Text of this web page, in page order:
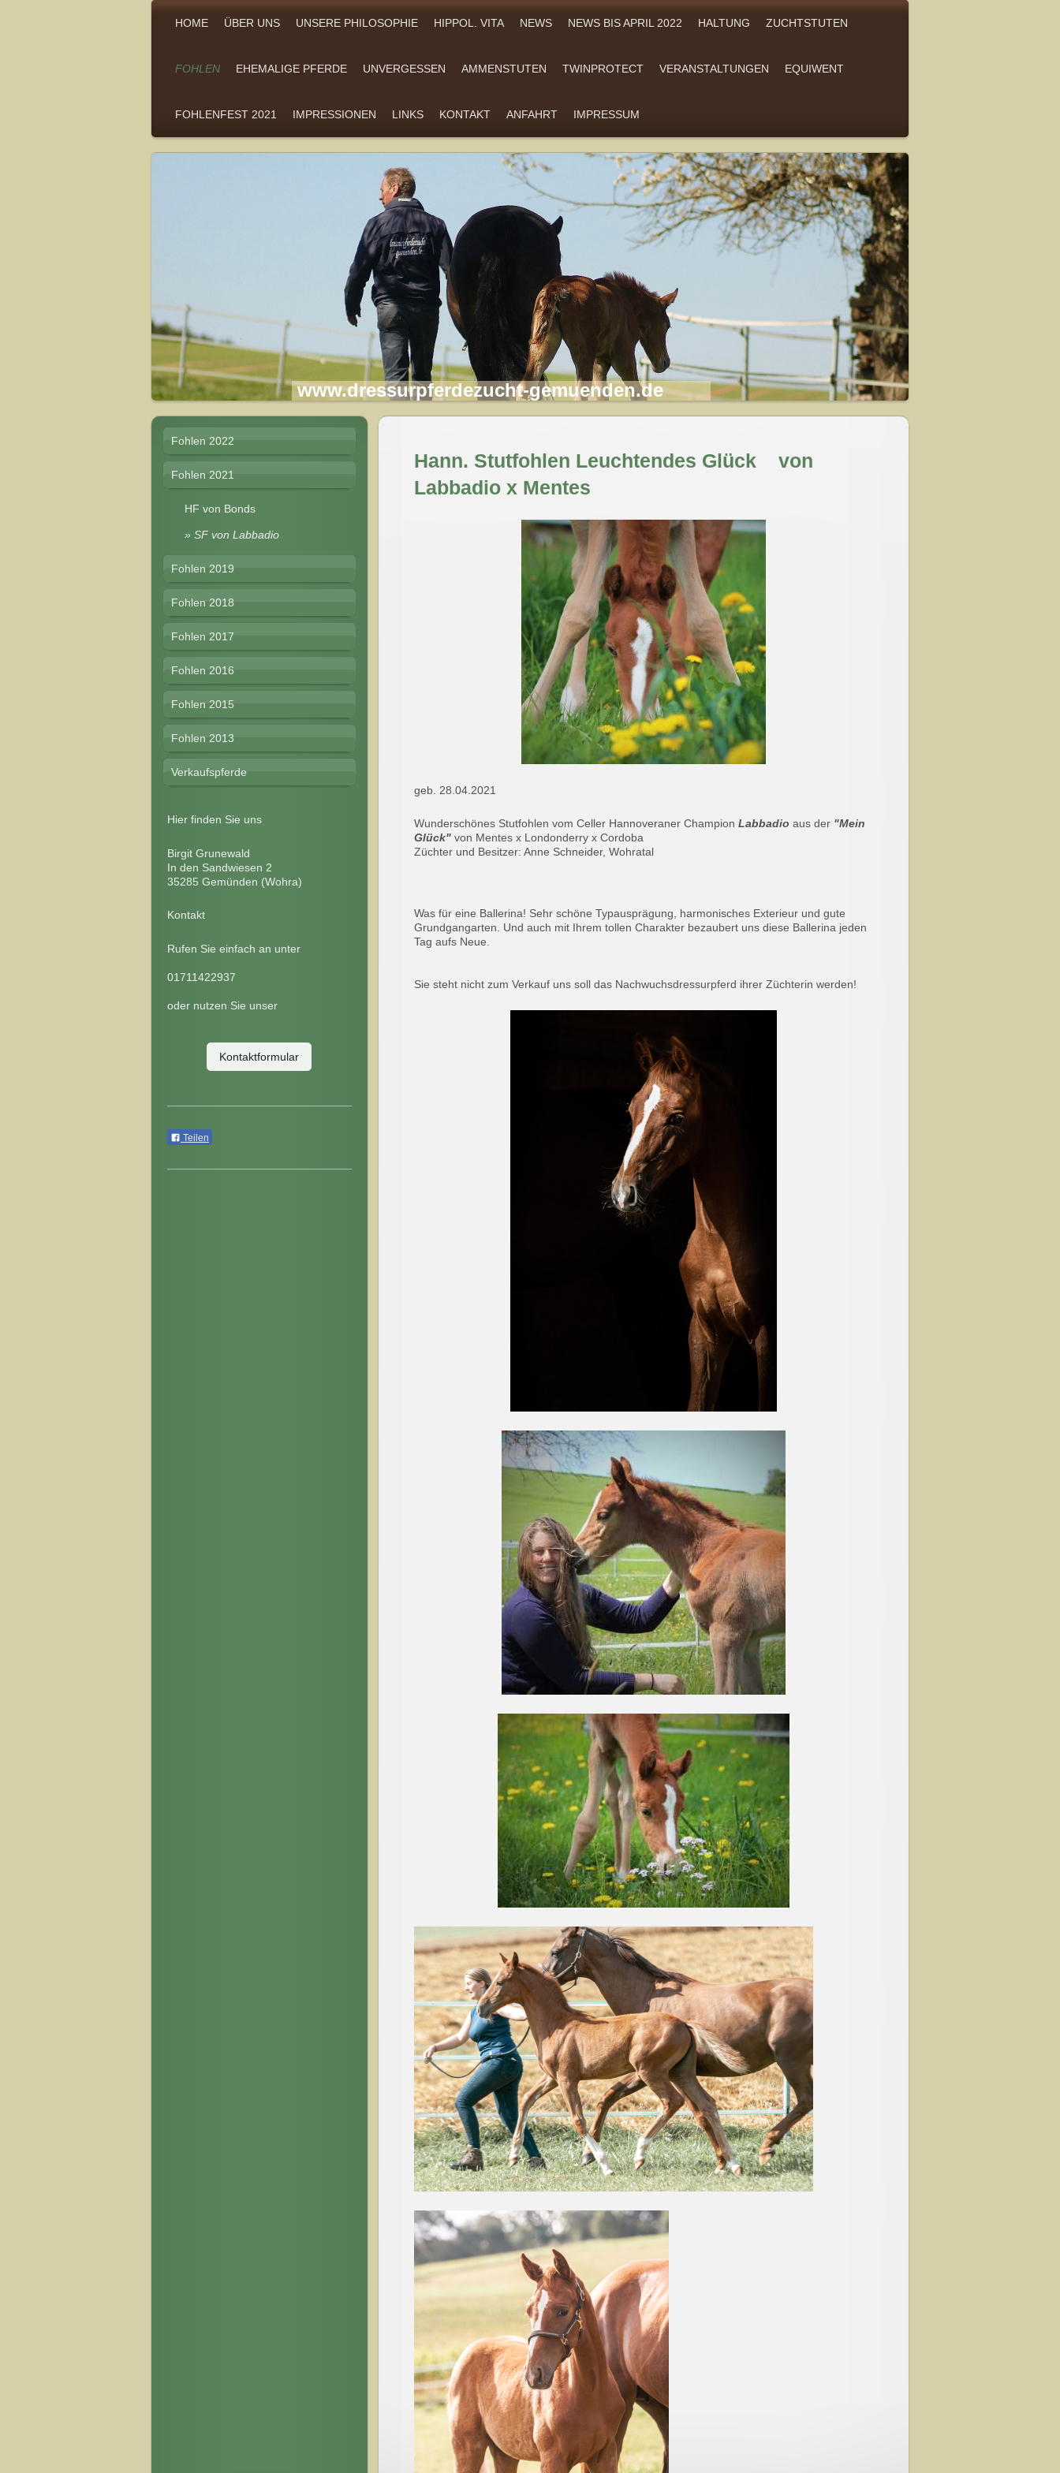
HOME ÜBER UNS UNSERE PHILOSOPHIE HIPPOL. VITA NEWS NEWS BIS APRIL 2022 HALTUNG ZUCHTSTUTEN
FOHLEN EHEMALIGE PFERDE UNVERGESSEN AMMENSTUTEN TWINPROTECT VERANSTALTUNGEN EQUIWENT
FOHLENFEST 2021 IMPRESSIONEN LINKS KONTAKT ANFAHRT IMPRESSUM
www.dressurpferdezucht-gemuenden.de
Hann. Stutfohlen Leuchtendes Glück von
Labbadio x Mentes
geb. 28.04.2021
Wunderschönes Stutfohlen vom Celler Hannoveraner Champion Labbadio aus der "Mein
Glück" von Mentes x Londonderry x Cordoba
Züchter und Besitzer: Anne Schneider, Wohratal
Was für eine Ballerina! Sehr schöne Typausprägung, harmonisches Exterieur und gute
Grundgangarten. Und auch mit Ihrem tollen Charakter bezaubert uns diese Ballerina jeden
Tag aufs Neue.
Sie steht nicht zum Verkauf uns soll das Nachwuchsdressurpferd ihrer Züchterin werden!
Fohlen 2022
Fohlen 2021
HF von Bonds
SF von Labbadio
Fohlen 2019
Fohlen 2018
Fohlen 2017
Fohlen 2016
Fohlen 2015
Fohlen 2013
Verkaufspferde
Hier finden Sie uns
Birgit Grunewald
In den Sandwiesen 2
35285 Gemünden (Wohra)
Kontakt
Rufen Sie einfach an unter
01711422937
oder nutzen Sie unser
Kontaktformular
Teilen